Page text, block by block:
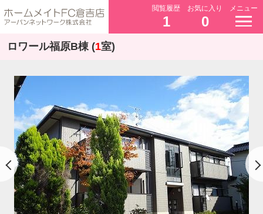
閲覧履歴
1
お気に入り
0
メニュー
ロワール福原B棟 (1室)